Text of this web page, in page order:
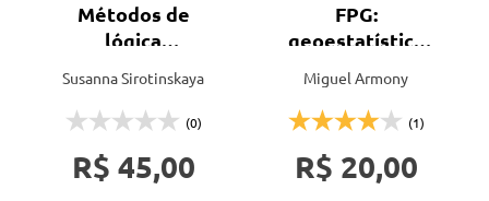
Métodos de
lógica
matemática em
geociências
Susanna Sirotinskaya
(0)
R$ 45,00
FPG:
geoestatística
paramétrica de
campo
Miguel Armony
(1)
R$ 20,00